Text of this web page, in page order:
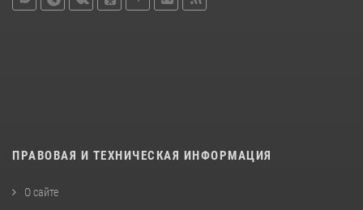
ПРАВОВАЯ И ТЕХНИЧЕСКАЯ ИНФОРМАЦИЯ
О сайте